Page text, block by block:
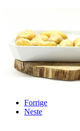
Forrige
Neste